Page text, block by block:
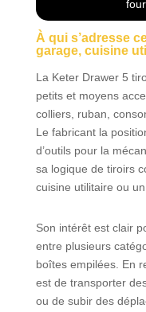
À qui s’adresse
garage, cuisine
La Keter Drawer 5
petits et moyens
colliers, ruban,
Le fabricant la
d’outils pour la
sa logique de tiroirs
cuisine utilitaire ou
Son intérêt est clair
entre plusieurs
boîtes empilées. En
est de transporter
ou de subir des